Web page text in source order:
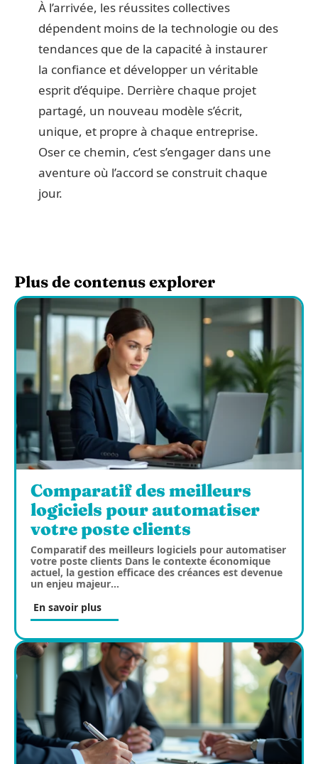
À l’arrivée, les réussites collectives
dépendent moins de la technologie ou des
tendances que de la capacité à instaurer
la confiance et développer un véritable
esprit d’équipe. Derrière chaque projet
partagé, un nouveau modèle s’écrit,
unique, et propre à chaque entreprise.
Oser ce chemin, c’est s’engager dans une
aventure où l’accord se construit chaque
jour.
Plus de contenus explorer
Comparatif des meilleurs
logiciels pour automatiser
votre poste clients
Comparatif des meilleurs logiciels pour automatiser
votre poste clients Dans le contexte économique
actuel, la gestion efficace des créances est devenue
un enjeu majeur…
En savoir plus